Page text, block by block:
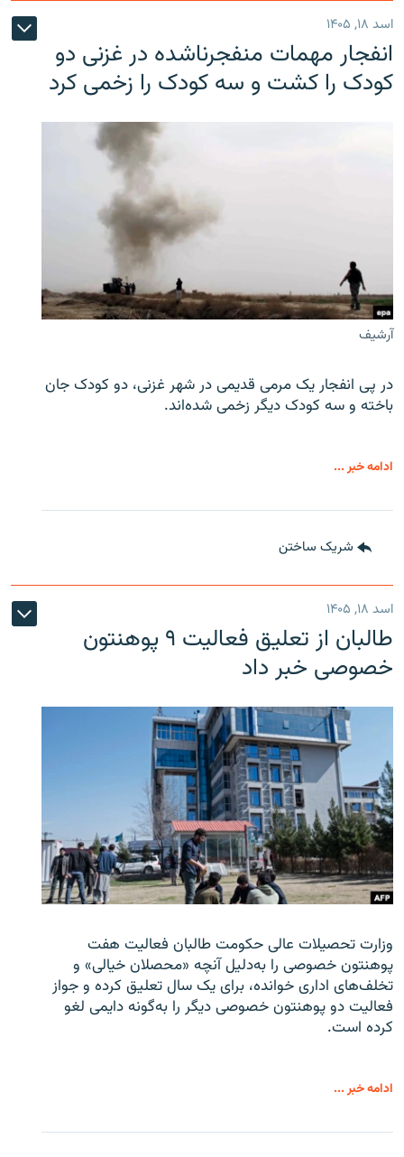
اسد ۱۸, ۱۴۰۵
انفجار مهمات منفجرناشده در غزنی دو
کودک را کشت و سه کودک را زخمی کرد
آرشیف
در پی انفجار یک مرمی قدیمی در شهر غزنی، دو کودک جان
باخته و سه کودک دیگر زخمی شده‌اند.
ادامه خبر ...
شریک ساختن
اسد ۱۸, ۱۴۰۵
طالبان از تعلیق فعالیت ۹ پوهنتون
خصوصی خبر داد
وزارت تحصیلات عالی حکومت طالبان فعالیت هفت
پوهنتون خصوصی را به‌دلیل آنچه «محصلان خیالی» و
تخلف‌های اداری خوانده، برای یک سال تعلیق کرده و جواز
فعالیت دو پوهنتون خصوصی دیگر را به‌گونه دایمی لغو
کرده است.
ادامه خبر ...